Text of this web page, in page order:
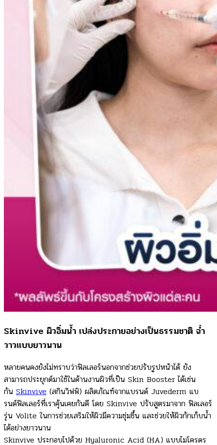
Skinvive ผิวอิ่มน้ำ เปล่งประกายอย่างเป็นธรรมชาติ ฉ่ำ
วาวแบบยาวนาน
หลายคนคงยังไม่ทราบว่าฟิลเลอร์นอกจากช่วยปรับรูปหน้าได้ ยัง
สามารถประยุกต์มาใช้ในด้านงานผิวที่เป็น Skin Booster ได้เช่น
กัน Skinvive (สกินวิฟฟ์) ผลิตภัณฑ์จากแบรนด์ Juvederm แบ
รนด์ฟิลเลอร์ที่เราคุ้นเคยกันดี โดย Skinvive ปรับสูตรมาจาก ฟิลเลอร์
รุ่น Volite ในการช่วยเสริมให้ผิวมีความชุ่มชื้น และช่วยให้ผิวกักเก็บน้ำ
ได้อย่างยาวนาน
Skinvive ประกอบไปด้วย Hyaluronic Acid (HA) แบบไมโครดร